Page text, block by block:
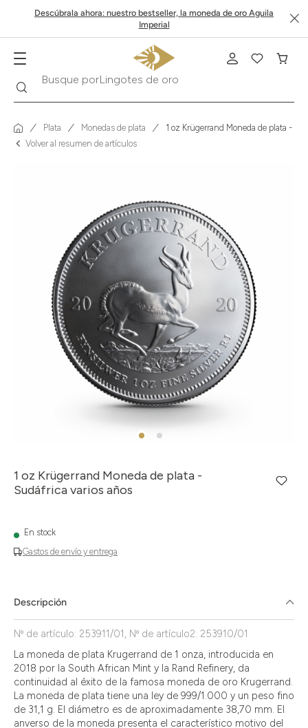
Descúbrala ahora: nuestro bestseller, la moneda de oro Aguila
Imperial
Busque por
Plata Monedas de plata
1 oz Krügerrand Moneda de plata -
Volver al resumen de artículos
1 oz Krügerrand Moneda de plata -
Sudáfrica varios años
Gastos de envío y entrega
En stock
Descripción
Nº de artículo: 253911/01, Nº de artículo2: 253910/01
La moneda de plata Krugerrand de 1 onza, introducida en
2018 por la South African Mint y la Rand Refinery, da
continuidad al éxito de la famosa moneda de oro Krugerrand.
La moneda de plata tiene una ley de 999/1.000 y un peso fino
de 31,1 g. El diámetro es de aproximadamente 38,70 mm. El
anverso de la moneda presenta el característico motivo del